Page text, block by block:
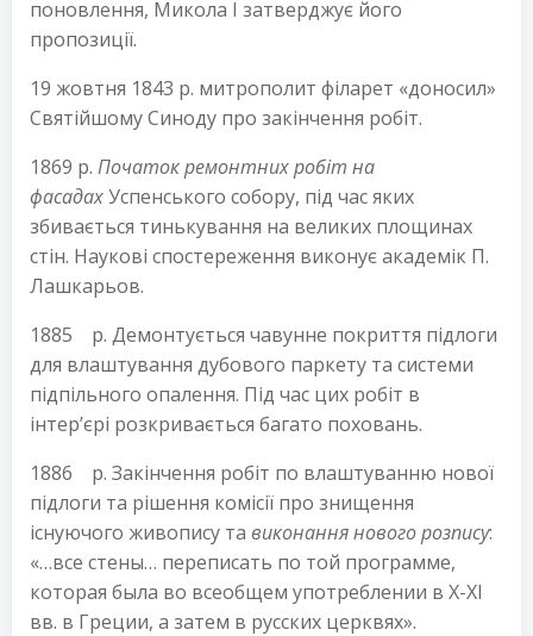
поновлення, Микола І затверджує його
пропозиції.
19 жовтня 1843 р. митрополит філарет «доносил»
Святійшому Синоду про закінчення робіт.
1869 р. Початок ремонтних робіт на
фасадахУспенського собору, під час яких
збивається тинькування на великих площинах
стін. Наукові спостереження виконує академік П.
Лашкарьов.
1885 р. Демонтується чавунне покриття підлоги
для влаштування дубового паркету та системи
підпільного опалення. Під час цих робіт в
інтер’єрі розкривається багато поховань.
1886 р. Закінчення робіт по влаштуванню нової
підлоги та рішення комісії про знищення
існуючого живопису та виконання нового розпису:
«…все стены… переписать по той программе,
которая была во всеобщем употреблении в Х-ХІ
вв. в Греции, а затем в русских церквях».